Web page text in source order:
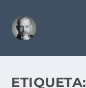
ETIQUETA: